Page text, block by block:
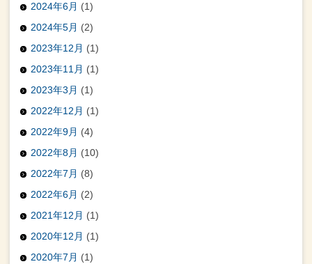
2024年6月 (1)
2024年5月 (2)
2023年12月 (1)
2023年11月 (1)
2023年3月 (1)
2022年12月 (1)
2022年9月 (4)
2022年8月 (10)
2022年7月 (8)
2022年6月 (2)
2021年12月 (1)
2020年12月 (1)
2020年7月 (1)